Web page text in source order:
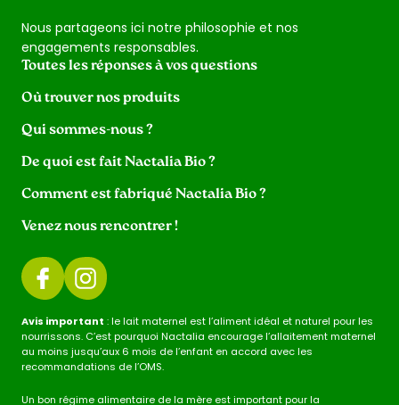
Nous partageons ici notre philosophie et nos
engagements responsables.
Toutes les réponses à vos questions
Où trouver nos produits
Qui sommes-nous ?
De quoi est fait Nactalia Bio ?
Comment est fabriqué Nactalia Bio ?
Venez nous rencontrer !
Avis important : le lait maternel est l’aliment idéal et naturel pour les
nourrissons. C’est pourquoi Nactalia encourage l’allaitement maternel
au moins jusqu’aux 6 mois de l’enfant en accord avec les
recommandations de l’OMS.
Un bon régime alimentaire de la mère est important pour la